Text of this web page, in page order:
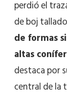
perdió el
de boj
de formas
altas
destaca por
central de la